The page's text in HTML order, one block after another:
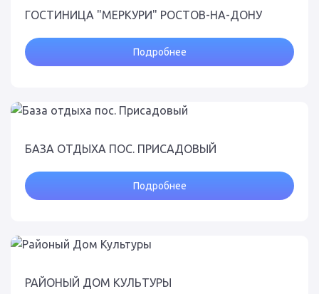
ГОСТИНИЦА "МЕРКУРИ" РОСТОВ-НА-ДОНУ
Подробнее
БАЗА ОТДЫХА ПОС. ПРИСАДОВЫЙ
Подробнее
РАЙОНЫЙ ДОМ КУЛЬТУРЫ